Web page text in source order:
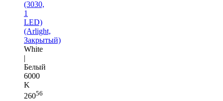
(3030,
1
LED)
(Arlight,
Закрытый)
White
|
Белый
6000
K
26056